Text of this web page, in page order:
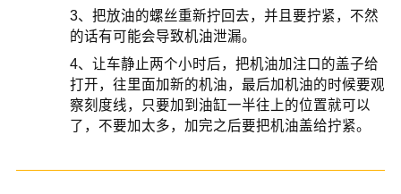
3、把放油的螺丝重新拧回去，并且要拧紧，不然
的话有可能会导致机油泄漏。
4、让车静止两个小时后，把机油加注口的盖子给
打开，往里面加新的机油，最后加机油的时候要观
察刻度线，只要加到油缸一半往上的位置就可以
了，不要加太多，加完之后要把机油盖给拧紧。